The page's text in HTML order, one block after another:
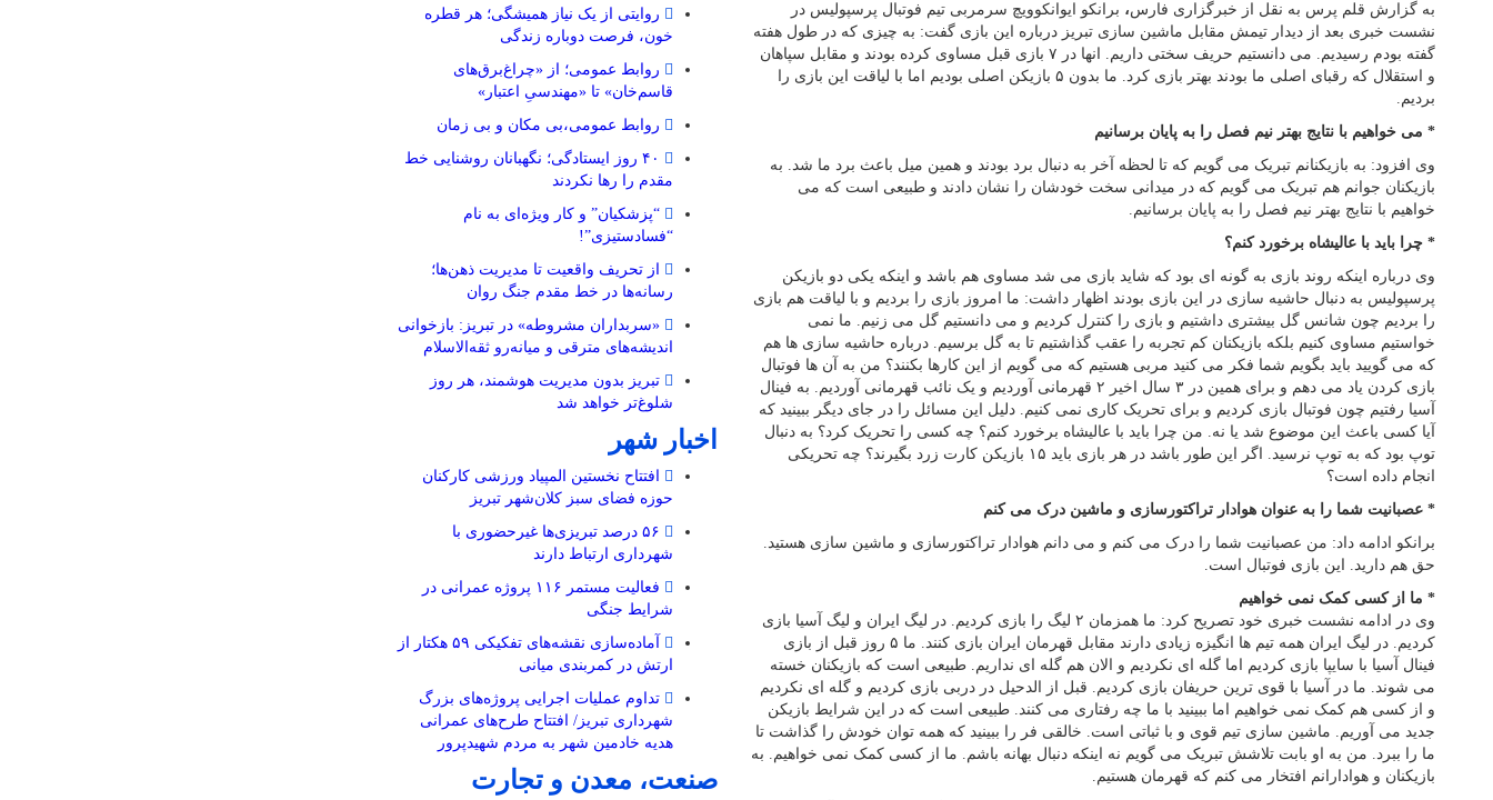
به گزارش قلم پرس به نقل از خبرگزاری فارس، برانکو ایوانکوویچ سرمربی تیم فوتبال پرسپولیس در
نشست خبری بعد از دیدار تیمش مقابل ماشین سازی تبریز درباره این بازی گفت: به چیزی که در طول هفته
گفته بودم رسیدیم. می دانستیم حریف سختی داریم. انها در ۷ بازی قبل مساوی کرده بودند و مقابل سپاهان
و استقلال که رقبای اصلی ما بودند بهتر بازی کرد. ما بدون ۵ بازیکن اصلی بودیم اما با لیاقت این بازی را
بردیم.
* می خواهیم با نتایج بهتر نیم فصل را به پایان برسانیم
وی افزود: به بازیکنانم تبریک می گویم که تا لحظه آخر به دنبال برد بودند و همین میل باعث برد ما شد. به
بازیکنان جوانم هم تبریک می گویم که در میدانی سخت خودشان را نشان دادند و طبیعی است که می
خواهیم با نتایج بهتر نیم فصل را به پایان برسانیم.
* چرا باید با عالیشاه برخورد کنم؟
وی درباره اینکه روند بازی به گونه ای بود که شاید بازی می شد مساوی هم باشد و اینکه یکی دو بازیکن
پرسپولیس به دنبال حاشیه سازی در این بازی بودند اظهار داشت: ما امروز بازی را بردیم و با لیاقت هم بازی
را بردیم چون شانس گل بیشتری داشتیم و بازی را کنترل کردیم و می دانستیم گل می زنیم. ما نمی
خواستیم مساوی کنیم بلکه بازیکنان کم تجربه را عقب گذاشتیم تا به گل برسیم. درباره حاشیه سازی ها هم
که می گویید باید بگویم شما فکر می کنید مربی هستیم که می گویم از این کارها بکنند؟ من به ‌آن ها فوتبال
بازی کردن یاد می دهم و برای همین در ۳ سال اخیر ۲ قهرمانی آ‌وردیم و یک نائب قهرمانی آوردیم. به فینال
آسیا رفتیم چون فوتبال بازی کردیم و برای تحریک کاری نمی کنیم. دلیل این مسائل را در جای دیگر ببینید که
آیا کسی باعث این موضوع شد یا نه. من چرا باید با عالیشاه برخورد کنم؟ چه کسی را تحریک کرد؟ به دنبال
توپ بود که به توپ نرسید. اگر این طور باشد در هر بازی باید ۱۵ بازیکن کارت زرد بگیرند؟ چه تحریکی
انجام داده است؟
* عصبانیت شما را به عنوان هوادار تراکتورسازی و ماشین درک می کنم
برانکو ادامه داد: من عصبانیت شما را درک می کنم و می دانم هوادار تراکتورسازی و ماشین سازی هستید.
حق هم دارید. این بازی فوتبال است.
* ما از کسی کمک نمی خواهیم
وی در ادامه نشست خبری خود تصریح کرد: ما همزمان ۲ لیگ را بازی کردیم. در لیگ ایران و لیگ آسیا بازی
کردیم. در لیگ ایران همه تیم ها انگیزه زیادی دارند مقابل قهرمان ایران بازی کنند. ما ۵ روز قبل از بازی
فینال آسیا با سایپا بازی کردیم اما گله ای نکردیم و الان هم گله ای نداریم. طبیعی است که بازیکنان خسته
می شوند. ما در آسیا با قوی ترین حریفان بازی کردیم. قبل از الدحیل در دربی بازی کردیم و گله ای نکردیم
و از کسی هم کمک نمی خواهیم اما ببینید با ما چه رفتاری می کنند. طبیعی است که در این شرایط بازیکن
جدید می آوریم. ماشین سازی تیم قوی و با ثباتی است. خالقی فر را ببینید که همه توان خودش را گذاشت تا
ما را ببرد. من به او بابت تلاشش تبریک می گویم نه اینکه دنبال بهانه باشم. ما از کسی کمک نمی خواهیم. به
بازیکنان و هوادارانم افتخار می کنم که قهرمان هستیم.
روایتی از یک نیاز همیشگی؛ هر قطره
خون، فرصت دوباره زندگی
روابط عمومی؛ از «چراغ‌برق‌های
قاسم‌خان» تا «مهندسیِ اعتبار»
روابط عمومی،بی مکان و بی زمان
۴۰ روز ایستادگی؛ نگهبانان روشنایی خط
مقدم را رها نکردند
“پزشکیان” و کار ویژه‌ای به نام
“فسادستیزی”!
از تحریف واقعیت تا مدیریت ذهن‌ها؛
رسانه‌ها در خط مقدم جنگ روان
«سربداران مشروطه» در تبریز: بازخوانی
اندیشه‌های مترقی و میانه‌رو ثقه‌الاسلام
تبریز بدون مدیریت هوشمند، هر روز
شلوغ‌تر خواهد شد
اخبار شهر
افتتاح نخستین المپیاد ورزشی کارکنان
حوزه فضای سبز کلان‌شهر تبریز
۵۶ درصد تبریزی‌ها غیرحضوری با
شهرداری ارتباط دارند
فعالیت مستمر ۱۱۶ پروژه عمرانی در
شرایط جنگی
آماده‌سازی نقشه‌های تفکیکی ۵۹ هکتار از
ارتش در کمربندی میانی
تداوم عملیات اجرایی پروژه‌های بزرگ
شهرداری تبریز/ افتتاح طرح‌های عمرانی
هدیه خادمین شهر به مردم شهیدپرور
صنعت، معدن و تجارت